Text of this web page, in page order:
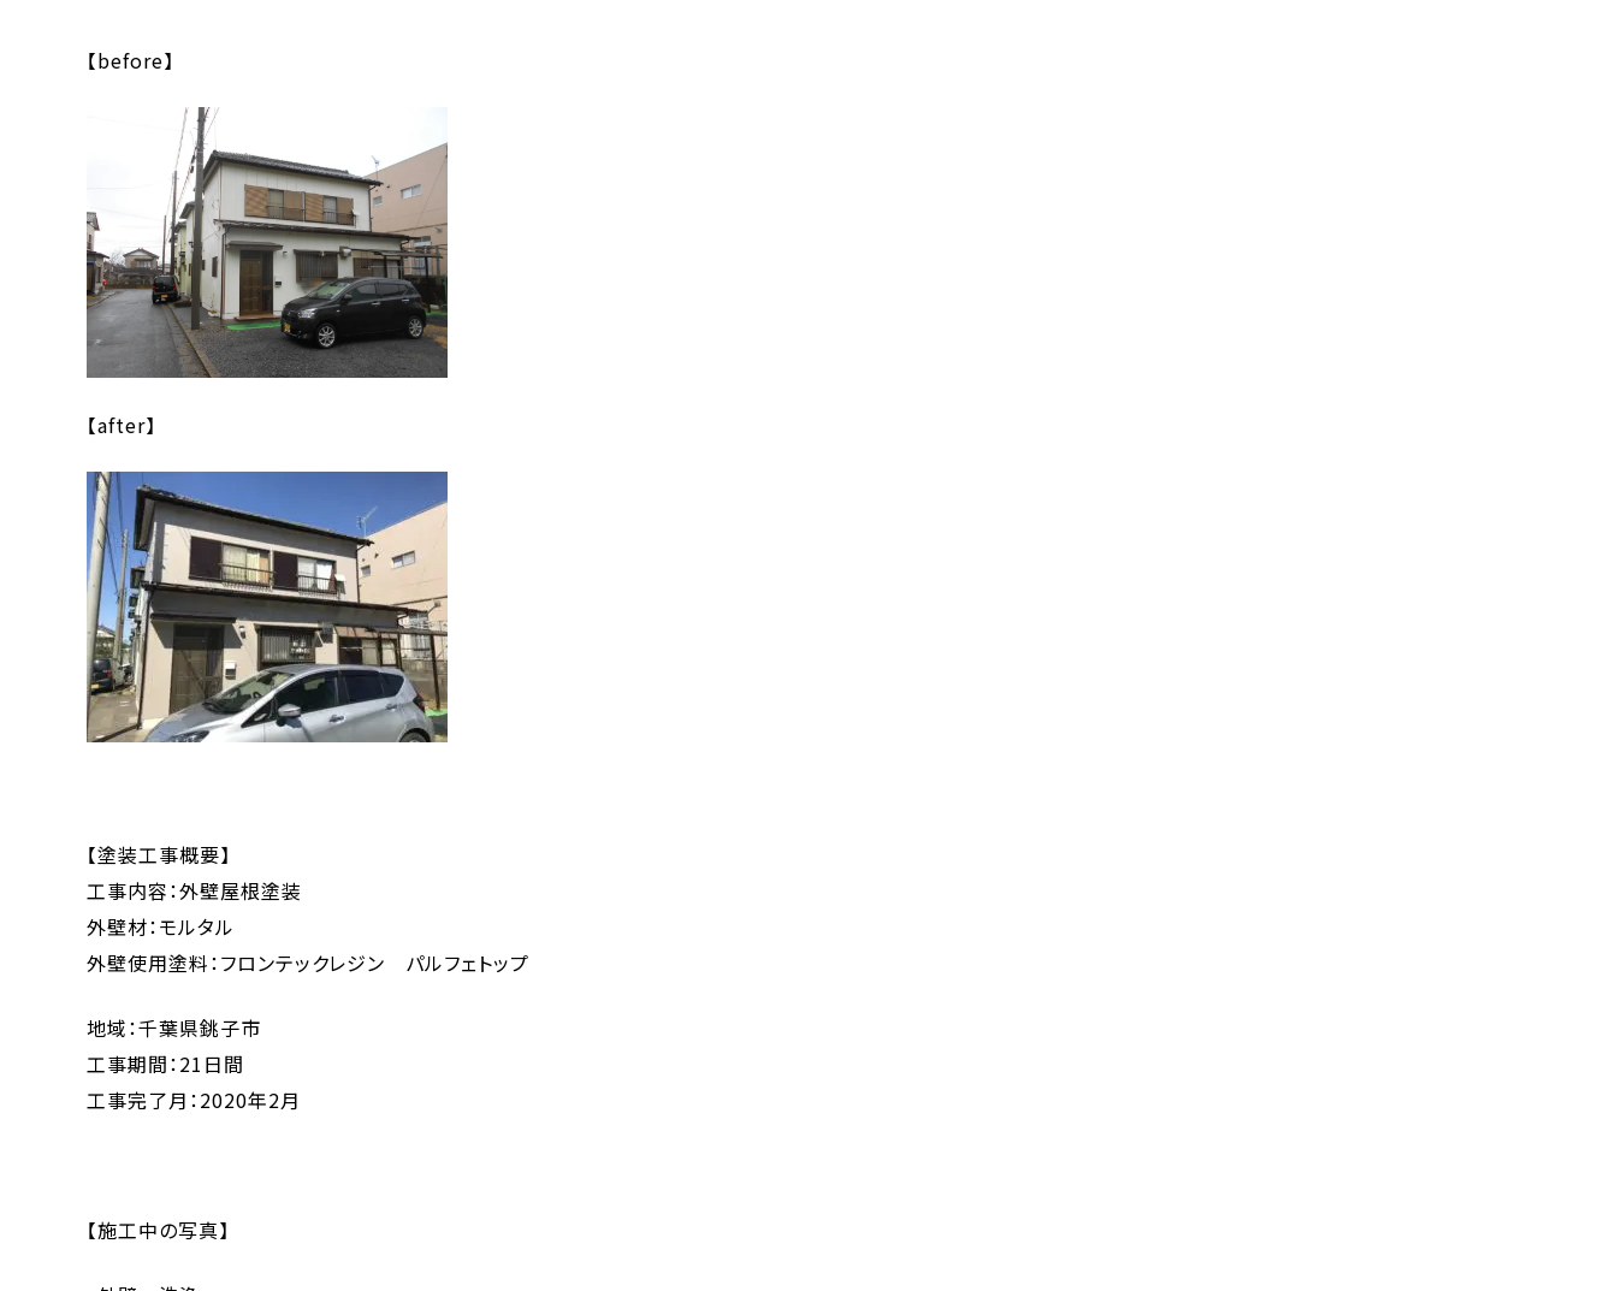
【before】
【after】
【塗装工事概要】
工事内容：外壁屋根塗装
外壁材：モルタル
外壁使用塗料：フロンテックレジン パルフェトップ
地域：千葉県銚子市
工事期間：21日間
工事完了月：2020年2月
【施工中の写真】